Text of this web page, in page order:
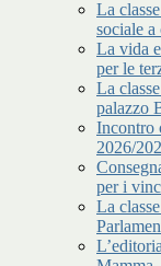
La
sociale a
La vida
per le
La
palazzo
Incontro
2026/
per i
La